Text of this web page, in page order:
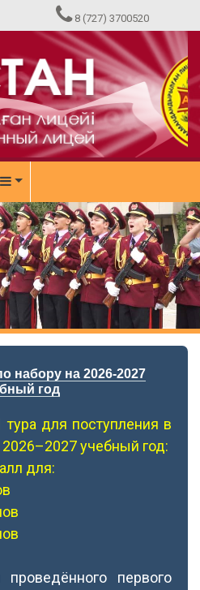
8 (727) 3700520
на 2026-2027
год
для поступления в
учебный год:
для:
первого